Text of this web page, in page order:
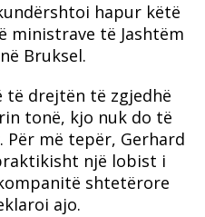
hapur këtë
ministrave të Jashtëm
Bruksel.
të drejtën të zgjedhë
tonë, kjo nuk do të
Për më tepër, Gerhard
një lobist i
shtetërore
ajo.